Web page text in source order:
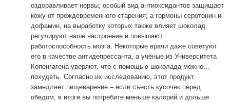
оздоравливает нервы; особый вид антиоксидантов защищает
кожу от преждевременного старения; а гормоны серотонин и
дофамин, на выработку которых также влияет шоколад,
регулируют наше настроение и повышают
работоспособность мозга. Некоторые врачи даже советуют
его в качестве антидепрессанта, а учёные из Университета
Копенгагена уверяют, что с помощью шоколада можно…
похудеть. Согласно их исследованию, этот продукт
замедляет пищеварение – если съесть кусочек перед
обедом, в итоге вы потребите меньше калорий и дольше